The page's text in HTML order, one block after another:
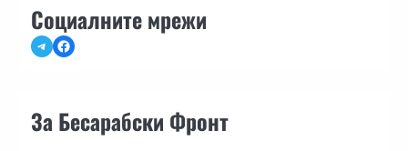
Социалните мрежи
TelegramFacebook
За Бесарабски Фронт